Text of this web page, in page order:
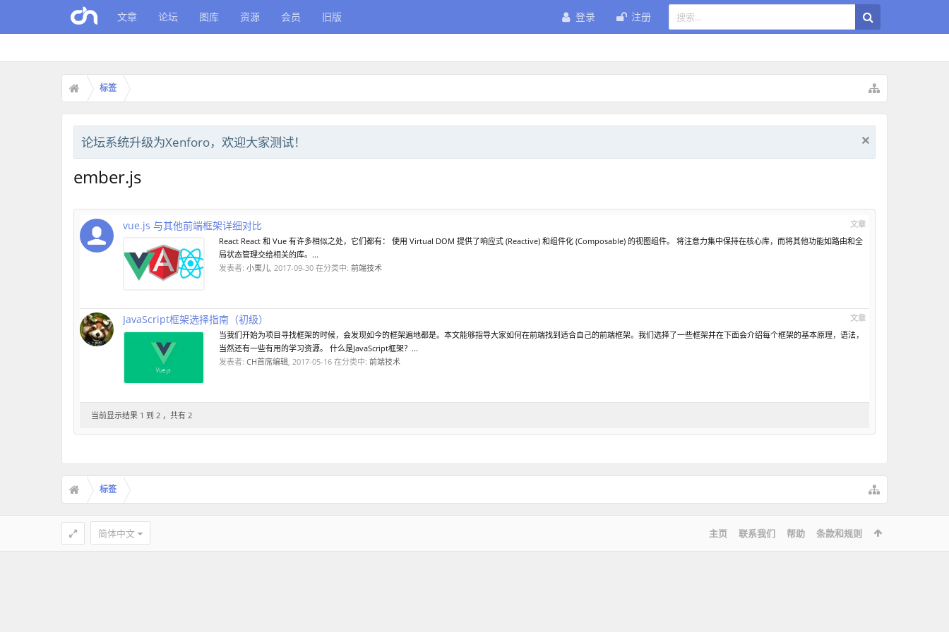
文章 论坛 图库 资源 会员 旧版 登录 注册
标签
论坛系统升级为Xenforo，欢迎大家测试！
ember.js
文章
vue.js 与其他前端框架详细对比
React React 和 Vue 有许多相似之处，它们都有： 使用 Virtual DOM 提供了响应式 (Reactive) 和组件化 (Composable) 的视图组件。 将注意力集中保持在核心库，而将其他功能如路由和全
局状态管理交给相关的库。...
发表者: 小栗儿, 2017-09-30 在分类中: 前端技术
文章
JavaScript框架选择指南（初级）
当我们开始为项目寻找框架的时候，会发现如今的框架遍地都是。本文能够指导大家如何在前端找到适合自己的前端框架。我们选择了一些框架并在下面会介绍每个框架的基本原理，语法，
当然还有一些有用的学习资源。 什么是JavaScript框架？...
发表者: CH首席编辑, 2017-05-16 在分类中: 前端技术
当前显示结果 1 到 2 ，共有 2
标签
简体中文 主页 联系我们 帮助 条款和规则